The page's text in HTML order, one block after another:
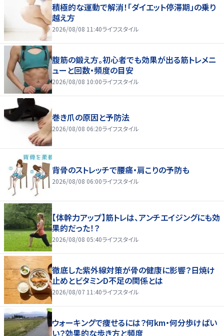
積極的な運動で解消！「ダイエット停滞期」の乗り
越え方
2026/08/08 11:40ライフスタイル
腹筋の鍛え方。初心者でも効果が出る筋トレメニ
ューと回数・頻度の目安
2026/08/08 10:00ライフスタイル
巻き爪の原因と予防法
2026/08/08 06:20ライフスタイル
背骨のストレッチで腰痛・肩こりの予防も
2026/08/08 06:00ライフスタイル
【体幹力アップ】筋トレは、アンチエイジングにも効
果的だった！？
2026/08/08 05:40ライフスタイル
徹底した紫外線対策が骨の健康に影響？日焼け
止めとビタミンD不足の関係とは
2026/08/07 11:40ライフスタイル
ウォーキングで痩せるには？何km・何分歩けばい
い？効果的な歩き方と頻度